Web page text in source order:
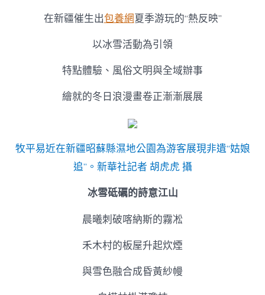
看
的
冬
專
包
浪
漫〉
中
在新疆催生出包養網夏季游玩的“熱反映”
以冰雪活動為引領
特點體驗、風俗文明與全域辦事
繪就的冬日浪漫畫卷正漸漸展展
牧平易近在新疆昭蘇縣濕地公園為游客展現非遺“姑娘
追”。新華社記者 胡虎虎 攝
冰雪砥礪的詩意江山
晨曦刺破喀納斯的霧凇
禾木村的板屋升起炊煙
與雪色融合成昏黃紗幔